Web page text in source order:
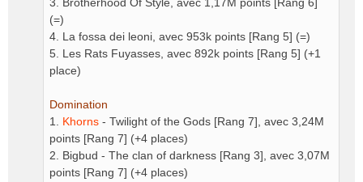
(=)
4. La fossa dei leoni, avec 953k points [Rang 5] (=)
5. Les Rats Fuyasses, avec 892k points [Rang 5] (+1
place)
Domination
1. Khorns - Twilight of the Gods [Rang 7], avec 3,24M
points [Rang 7] (+4 places)
2. Bigbud - The clan of darkness [Rang 3], avec 3,07M
points [Rang 7] (+4 places)